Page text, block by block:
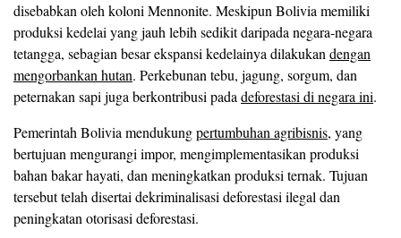
disebabkan oleh koloni Mennonite. Meskipun Bolivia memiliki
produksi kedelai yang jauh lebih sedikit daripada negara-negara
tetangga, sebagian besar ekspansi kedelainya dilakukan dengan
mengorbankan hutan. Perkebunan tebu, jagung, sorgum, dan
peternakan sapi juga berkontribusi pada deforestasi di negara ini.
Pemerintah Bolivia mendukungpertumbuhan agribisnis, yang
bertujuan mengurangi impor, mengimplementasikan produksi
bahan bakar hayati, dan meningkatkan produksi ternak. Tujuan
tersebut telah disertai dekriminalisasi deforestasi ilegal dan
peningkatan otorisasi deforestasi.